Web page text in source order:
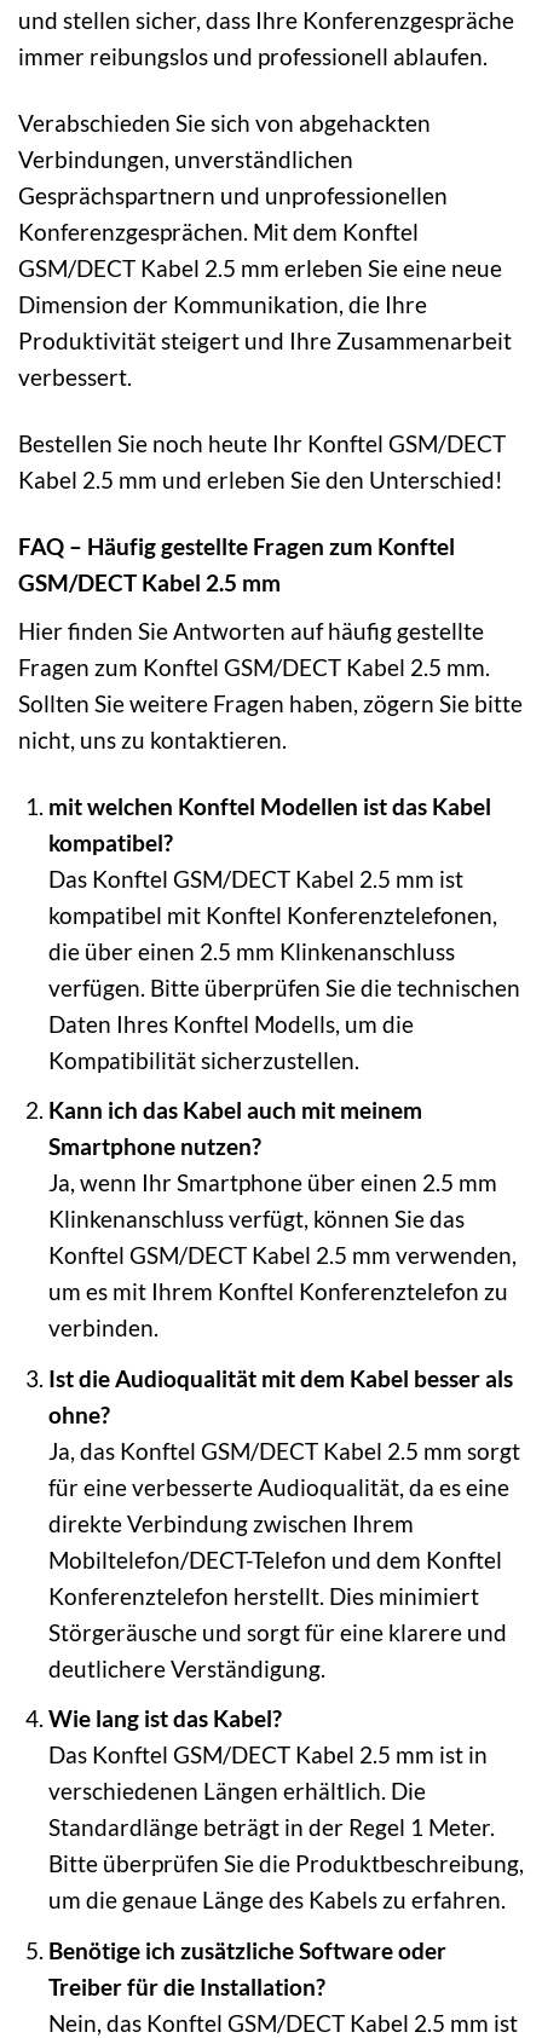
und stellen sicher, dass Ihre Konferenzgespräche
immer reibungslos und professionell ablaufen.
Verabschieden Sie sich von abgehackten
Verbindungen, unverständlichen
Gesprächspartnern und unprofessionellen
Konferenzgesprächen. Mit dem Konftel
GSM/DECT Kabel 2.5 mm erleben Sie eine neue
Dimension der Kommunikation, die Ihre
Produktivität steigert und Ihre Zusammenarbeit
verbessert.
Bestellen Sie noch heute Ihr Konftel GSM/DECT
Kabel 2.5 mm und erleben Sie den Unterschied!
FAQ – Häufig gestellte Fragen zum Konftel
GSM/DECT Kabel 2.5 mm
Hier finden Sie Antworten auf häufig gestellte
Fragen zum Konftel GSM/DECT Kabel 2.5 mm.
Sollten Sie weitere Fragen haben, zögern Sie bitte
nicht, uns zu kontaktieren.
mit welchen Konftel Modellen ist das Kabel
kompatibel?
Das Konftel GSM/DECT Kabel 2.5 mm ist
kompatibel mit Konftel Konferenztelefonen,
die über einen 2.5 mm Klinkenanschluss
verfügen. Bitte überprüfen Sie die technischen
Daten Ihres Konftel Modells, um die
Kompatibilität sicherzustellen.
Kann ich das Kabel auch mit meinem
Smartphone nutzen?
Ja, wenn Ihr Smartphone über einen 2.5 mm
Klinkenanschluss verfügt, können Sie das
Konftel GSM/DECT Kabel 2.5 mm verwenden,
um es mit Ihrem Konftel Konferenztelefon zu
verbinden.
Ist die Audioqualität mit dem Kabel besser als
ohne?
Ja, das Konftel GSM/DECT Kabel 2.5 mm sorgt
für eine verbesserte Audioqualität, da es eine
direkte Verbindung zwischen Ihrem
Mobiltelefon/DECT-Telefon und dem Konftel
Konferenztelefon herstellt. Dies minimiert
Störgeräusche und sorgt für eine klarere und
deutlichere Verständigung.
Wie lang ist das Kabel?
Das Konftel GSM/DECT Kabel 2.5 mm ist in
verschiedenen Längen erhältlich. Die
Standardlänge beträgt in der Regel 1 Meter.
Bitte überprüfen Sie die Produktbeschreibung,
um die genaue Länge des Kabels zu erfahren.
Benötige ich zusätzliche Software oder
Treiber für die Installation?
Nein, das Konftel GSM/DECT Kabel 2.5 mm ist